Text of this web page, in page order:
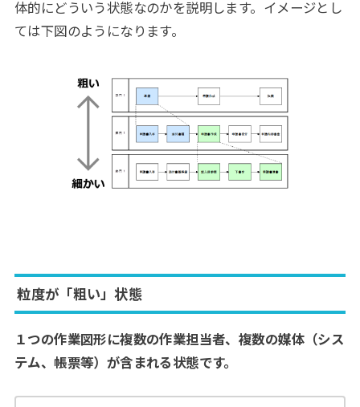
体的にどういう状態なのかを説明します。イメージとし
ては下図のようになります。
粒度が「粗い」状態
１つの作業図形に複数の作業担当者、複数の媒体（シス
テム、帳票等）が含まれる状態です。